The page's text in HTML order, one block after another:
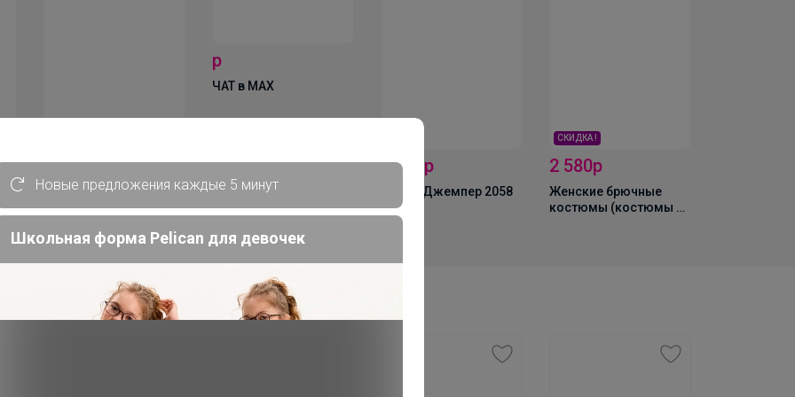
2 550р
Брюки 3041
р
ЧАТ в MAX
2 728р
MIXAN Джемпер 2058
СКИДКА !
2 580р
Женские брючные
костюмы (костюмы с
Новые предложения каждые 5 минут
Школьная форма Pelican для девочек